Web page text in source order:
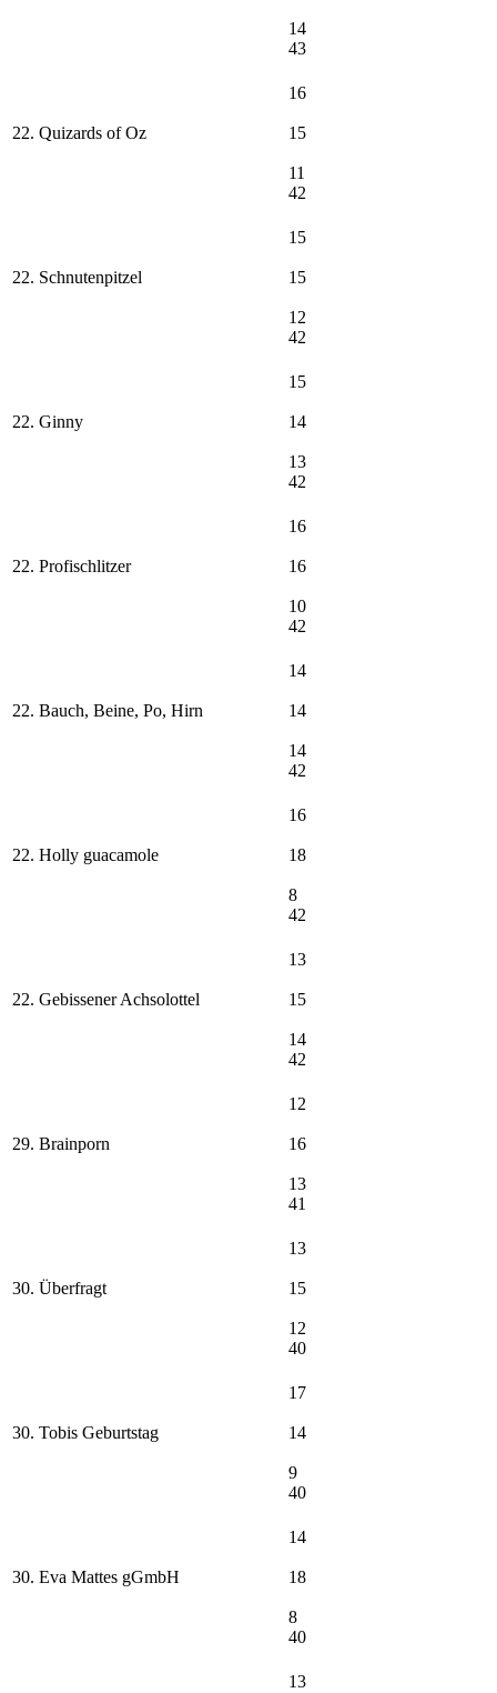
14
43
22. Quizards of Oz
16
15
11
42
22. Schnutenpitzel
15
15
12
42
22. Ginny
15
14
13
42
22. Profischlitzer
16
16
10
42
22. Bauch, Beine, Po, Hirn
14
14
14
42
22. Holly guacamole
16
18
8
42
22. Gebissener Achsolottel
13
15
14
42
29. Brainporn
12
16
13
41
30. Überfragt
13
15
12
40
30. Tobis Geburtstag
17
14
9
40
30. Eva Mattes gGmbH
14
18
8
40
13